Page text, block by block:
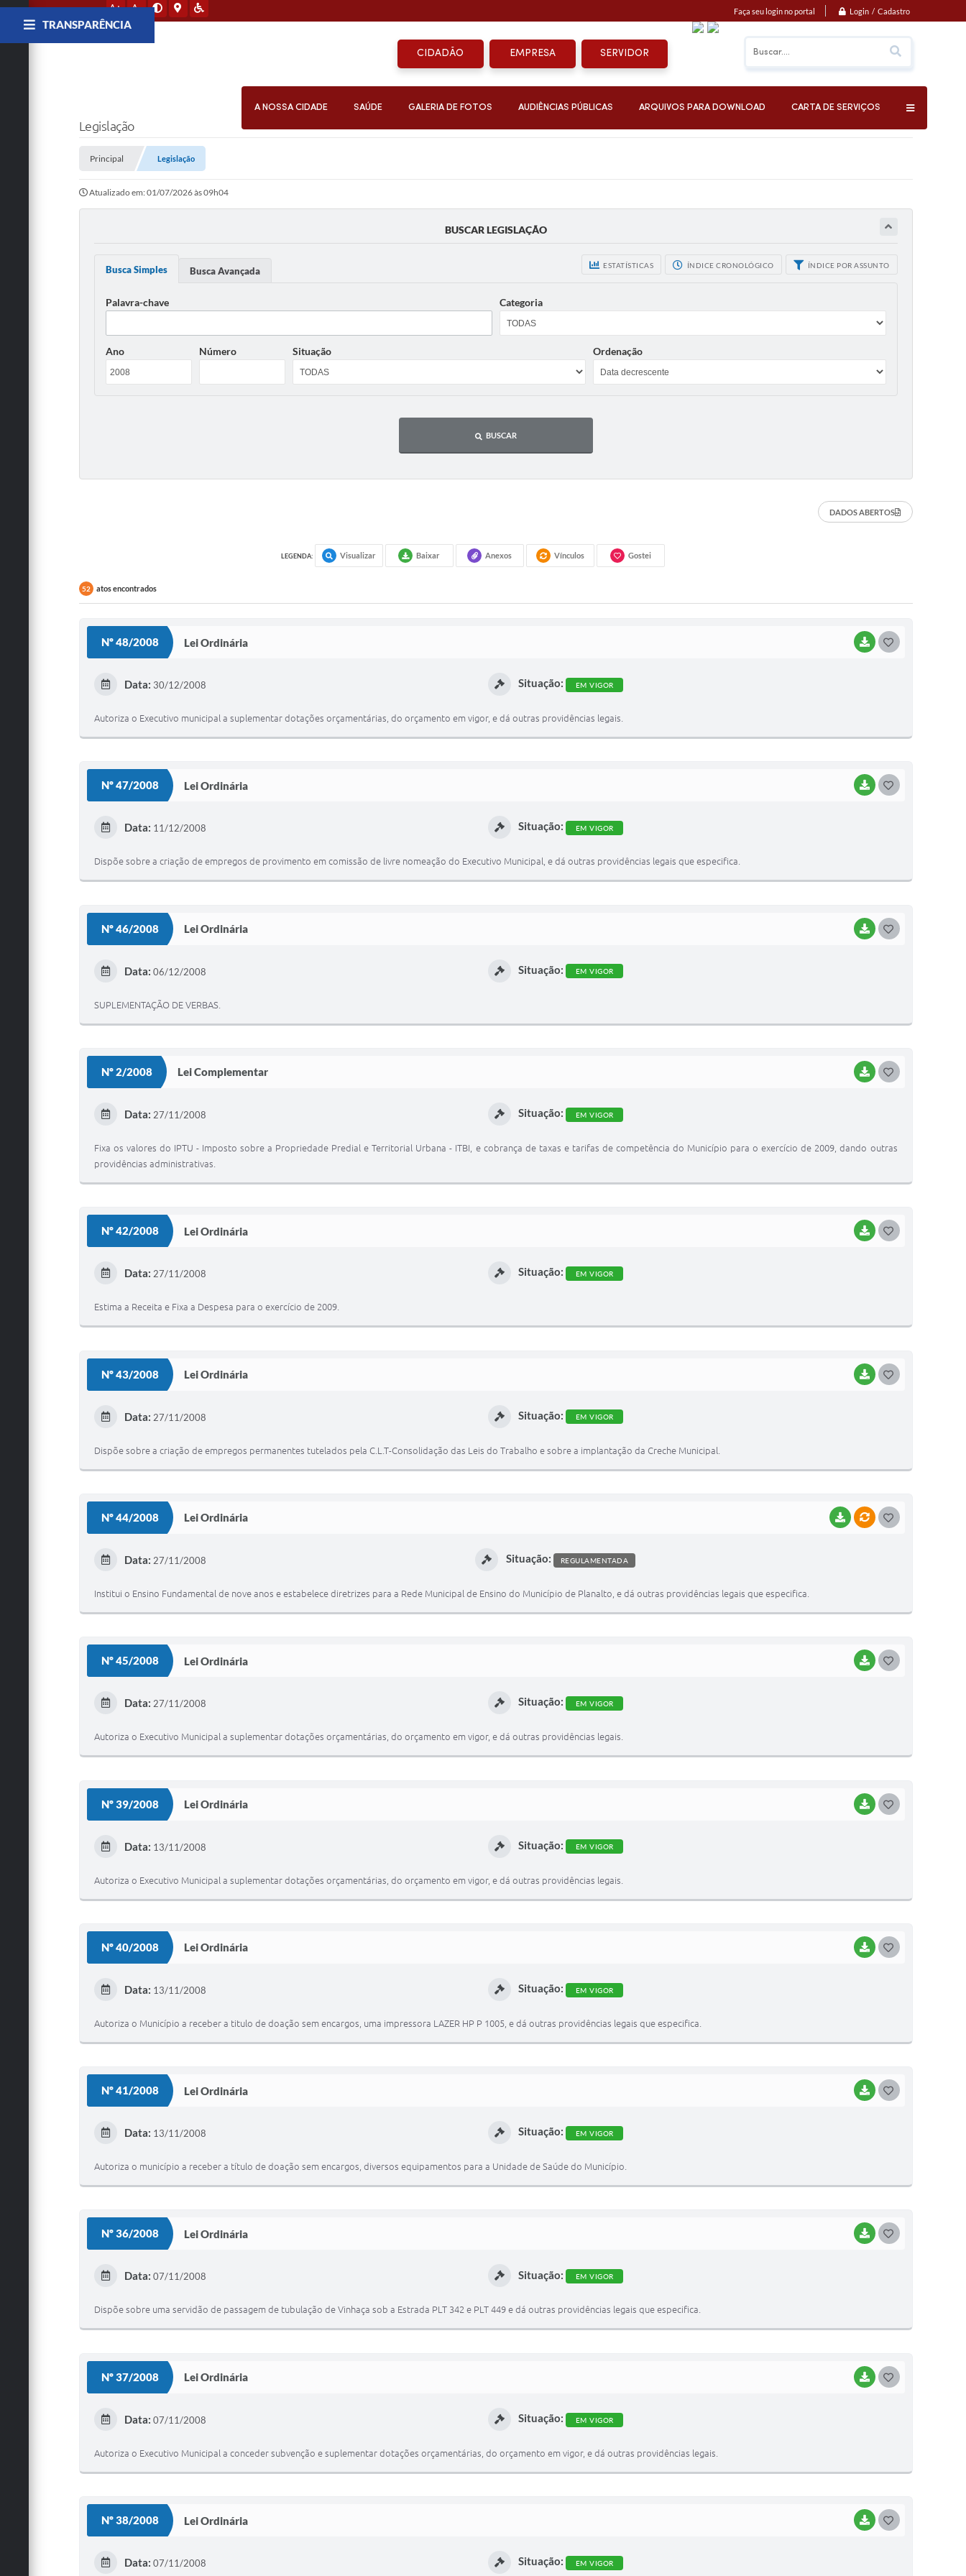
Faça seu login no portal Login / Cadastro
CIDADÃO EMPRESA SERVIDOR
A+ A-
A NOSSA CIDADE SAÚDE GALERIA DE FOTOS AUDIÊNCIAS PÚBLICAS ARQUIVOS PARA DOWNLOAD CARTA DE SERVIÇOS
TRANSPARÊNCIA
Legislação
Principal Legislação
Atualizado em: 01/07/2026 às 09h04
BUSCAR LEGISLAÇÃO
ESTATÍSTICAS ÍNDICE CRONOLÓGICO ÍNDICE POR ASSUNTO
Busca Simples Busca Avançada
Palavra-chave Categoria
Ano Número Situação Ordenação
BUSCAR
DADOS ABERTOS
LEGENDA: Visualizar Baixar Anexos Vínculos Gostei
52 atos encontrados
Nº 48/2008 Lei Ordinária BAIXARG
Data: 30/12/2008 Situação: EM VIGOR
Autoriza o Executivo municipal a suplementar dotações orçamentárias, do orçamento em vigor, e dá outras providências legais.
Nº 47/2008 Lei Ordinária BAIXARG
Data: 11/12/2008 Situação: EM VIGOR
Dispõe sobre a criação de empregos de provimento em comissão de livre nomeação do Executivo Municipal, e dá outras providências legais que especifica.
Nº 46/2008 Lei Ordinária BAIXARG
Data: 06/12/2008 Situação: EM VIGOR
SUPLEMENTAÇÃO DE VERBAS.
Nº 2/2008 Lei Complementar BAIXARG
I
Data: 27/11/2008 Situação: EM VIGOR
Fixa os valores do IPTU - Imposto sobre a Propriedade Predial e Territorial Urbana - ITBI, e cobrança de taxas e tarifas de competência do Município para o exercício de 2009, dando outras
providências administrativas.
Nº 42/2008 Lei Ordinária BAIXARG
Data: 27/11/2008 Situação: EM VIGOR
Estima a Receita e Fixa a Despesa para o exercício de 2009.
Nº 43/2008 Lei Ordinária BAIXARG
Data: 27/11/2008 Situação: EM VIGOR
Dispõe sobre a criação de empregos permanentes tutelados pela C.L.T-Consolidação das Leis do Trabalho e sobre a implantação da Creche Municipal.
Nº 44/2008 Lei Ordinária BAIXARVÍNCULOS
G
Data: 27/11/2008 Situação: REGULAMENTADA
Institui o Ensino Fundamental de nove anos e estabelece diretrizes para a Rede Municipal de Ensino do Município de Planalto, e dá outras providências legais que especifica.
Nº 45/2008 Lei Ordinária BAIXARG
Data: 27/11/2008 Situação: EM VIGOR
Autoriza o Executivo Municipal a suplementar dotações orçamentárias, do orçamento em vigor, e dá outras providências legais.
Nº 39/2008 Lei Ordinária BAIXARG
Data: 13/11/2008 Situação: EM VIGOR
Autoriza o Executivo Municipal a suplementar dotações orçamentárias, do orçamento em vigor, e dá outras providências legais.
Nº 40/2008 Lei Ordinária BAIXARG
Data: 13/11/2008 Situação: EM VIGOR
Autoriza o Município a receber a titulo de doação sem encargos, uma impressora LAZER HP P 1005, e dá outras providências legais que especifica.
Nº 41/2008 Lei Ordinária BAIXARG
Data: 13/11/2008 Situação: EM VIGOR
Autoriza o município a receber a título de doação sem encargos, diversos equipamentos para a Unidade de Saúde do Município.
Nº 36/2008 Lei Ordinária BAIXARG
Data: 07/11/2008 Situação: EM VIGOR
Dispõe sobre uma servidão de passagem de tubulação de Vinhaça sob a Estrada PLT 342 e PLT 449 e dá outras providências legais que especifica.
Nº 37/2008 Lei Ordinária BAIXARG
Data: 07/11/2008 Situação: EM VIGOR
Autoriza o Executivo Municipal a conceder subvenção e suplementar dotações orçamentárias, do orçamento em vigor, e dá outras providências legais.
Nº 38/2008 Lei Ordinária BAIXARG
Data: 07/11/2008 Situação: EM VIGOR